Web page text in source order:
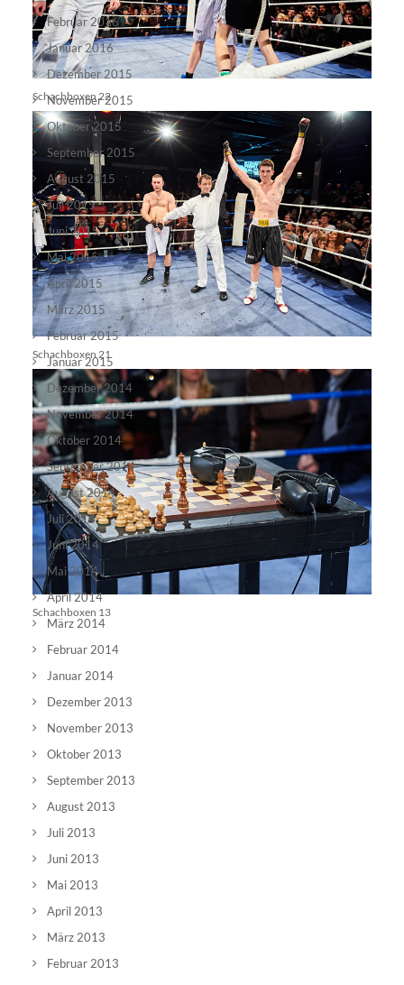
Schachboxen 22
Schachboxen 21
Schachboxen 13
Februar 2016
Januar 2016
Dezember 2015
November 2015
Oktober 2015
September 2015
August 2015
Juli 2015
Juni 2015
Mai 2015
April 2015
März 2015
Februar 2015
Januar 2015
Dezember 2014
November 2014
Oktober 2014
September 2014
August 2014
Juli 2014
Juni 2014
Mai 2014
April 2014
März 2014
Februar 2014
Januar 2014
Dezember 2013
November 2013
Oktober 2013
September 2013
August 2013
Juli 2013
Juni 2013
Mai 2013
April 2013
März 2013
Februar 2013